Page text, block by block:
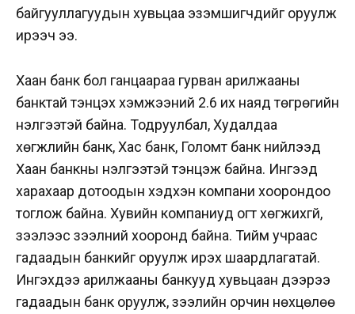
байгууллагуудын хувьцаа эзэмшигчдийг оруулж
ирээч ээ.
Хаан банк бол ганцаараа гурван арилжааны
банктай тэнцэх хэмжээний 2.6 их наяд төгрөгийн
үнэлгээтэй байна. Тодруулбал, Худалдаа
хөгжлийн банк, Хас банк, Голомт банк нийлээд
Хаан банкны үнэлгээтэй тэнцэж байна. Ингээд
харахаар дотоодын хэдхэн компани хоорондоо
тоглож байна. Хувийн компаниуд огт хөгжихгүй,
зээлээс зээлний хооронд байна. Тийм учраас
гадаадын банкийг оруулж ирэх шаардлагатай.
Ингэхдээ арилжааны банкууд хувьцаан дээрээ
гадаадын банк оруулж, зээлийн орчин нөхцөлөө